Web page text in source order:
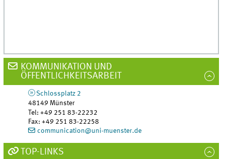
KOMMUNIKATION UND
ÖFFENTLICHKEITSARBEIT
Schlossplatz 2
48149 Münster
Tel:+49 251 83-22232
Fax:+49 251 83-22258
communication@uni-muenster.de
TOP-LINKS